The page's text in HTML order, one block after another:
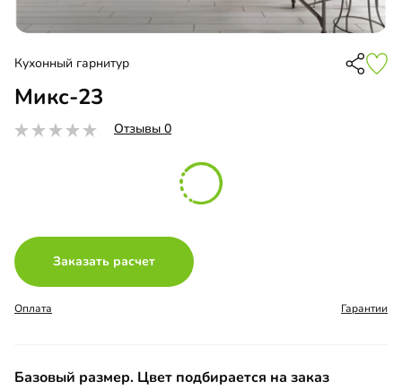
Кухонный гарнитур
Микс-23
Отзывы 0
Заказать расчет
Оплата Гарантии
Базовый размер. Цвет подбирается на заказ